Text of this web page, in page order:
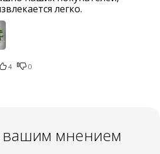
легко.
4 0
вашим мнением